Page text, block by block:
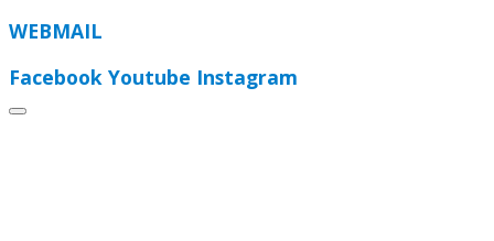
WEBMAIL
Facebook Youtube Instagram